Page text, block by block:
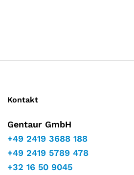
Kontakt
Gentaur GmbH
+49 2419 3688 188
+49 2419 5789 478
+32 16 50 9045